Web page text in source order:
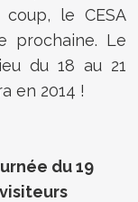
le CESA
prochaine. Le
du 18 au 21
en 2014 !
du 19